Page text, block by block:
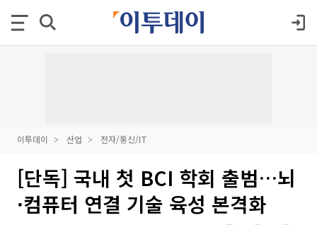
이투데이 산업 전자/통신/IT
[단독] 국내 첫 BCI 학회 출범…뇌
·컴퓨터 연결 기술 육성 본격화